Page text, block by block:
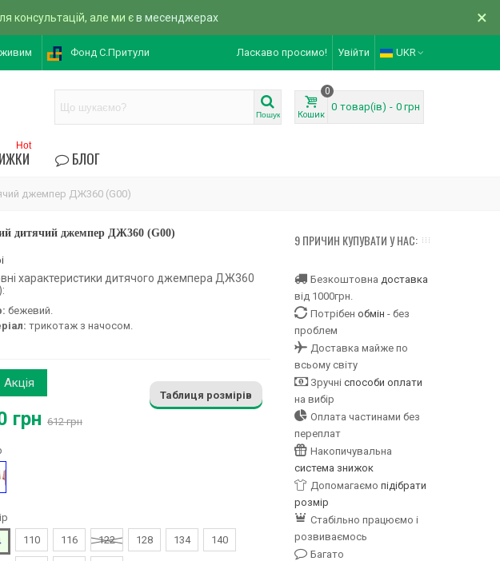
консультацій, але ми єв месенджерах ×
Фонд С.Притули Ласкаво просимо! Увійти UKR
Пошук Кошик
0
0 товар(ів) - 0 грн
Hot
БЛОГ
джемпер ДЖ360 (G00)
дитячий джемпер ДЖ360 (G00)
характеристики дитячого джемпера ДЖ360
бежевий.
трикотаж з начосом.
Акція
грн 612 грн
Таблиця розмірів
110 116 122 128 134 140
9 ПРИЧИН КУПУВАТИ У НАС:
Безкоштовна доставка
від 1000грн.
Потрібен обмін - без
проблем
Доставка майже по
всьому світу
Зручні способи оплати
на вибір
Оплата частинами без
переплат
Накопичувальна
система знижок
Допомагаємо підібрати
розмір
Стабільно працюємо і
розвиваємось
Багато